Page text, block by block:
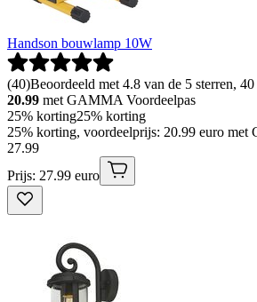
Handson bouwlamp 10W
(40)Beoordeeld met 4.8 van de 5 sterren,
20.99 met GAMMA Voordeelpas
25% korting25% korting
25% korting, voordeelprijs: 20.99 euro met
27.99
Prijs: 27.99 euro